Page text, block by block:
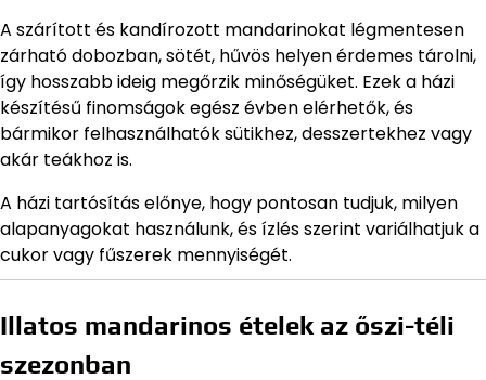
A szárított és kandírozott mandarinokat légmentesen
zárható dobozban, sötét, hűvös helyen érdemes tárolni,
így hosszabb ideig megőrzik minőségüket. Ezek a házi
készítésű finomságok egész évben elérhetők, és
bármikor felhasználhatók sütikhez, desszertekhez vagy
akár teákhoz is.
A házi tartósítás előnye, hogy pontosan tudjuk, milyen
alapanyagokat használunk, és ízlés szerint variálhatjuk a
cukor vagy fűszerek mennyiségét.
Illatos mandarinos ételek az őszi-téli
szezonban